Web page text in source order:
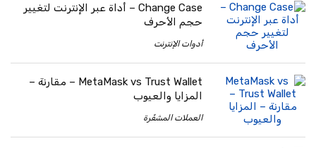
Change Case – أداة عبر الإنترنت لتغيير
حجم الأحرف
أدوات الإنترنت
MetaMask vs Trust Wallet – مقارنة –
المزايا والعيوب
العملات المشفّرة